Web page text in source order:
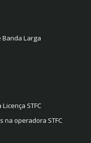
Larga
STFC
na operadora STFC